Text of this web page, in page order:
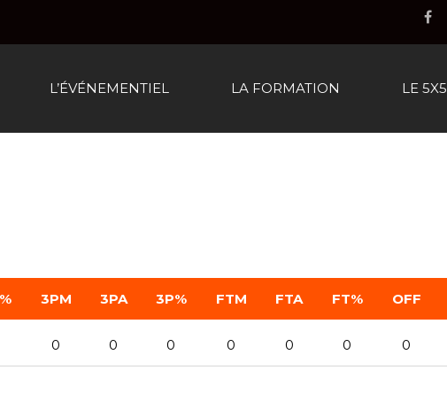
L’ÉVÉNEMENTIEL LA FORMATION LE 5X5
3PM 3PA 3P% FTM FTA FT% OFF
0 0 0 0 0 0 0